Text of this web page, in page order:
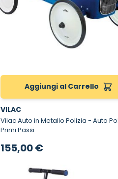
Aggiungi al Carrello
VILAC
Vilac Auto in Metallo Polizia - Auto Polizia
Primi Passi
155,00 €